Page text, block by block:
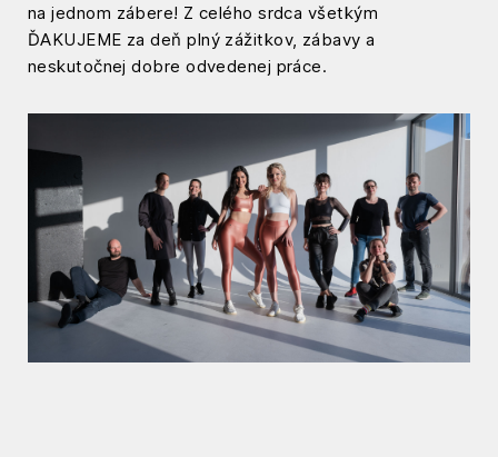
na jednom zábere! Z celého srdca všetkým
ĎAKUJEME za deň plný zážitkov, zábavy a
neskutočnej dobre odvedenej práce.